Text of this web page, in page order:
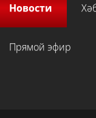
Новости
Прямой эфир